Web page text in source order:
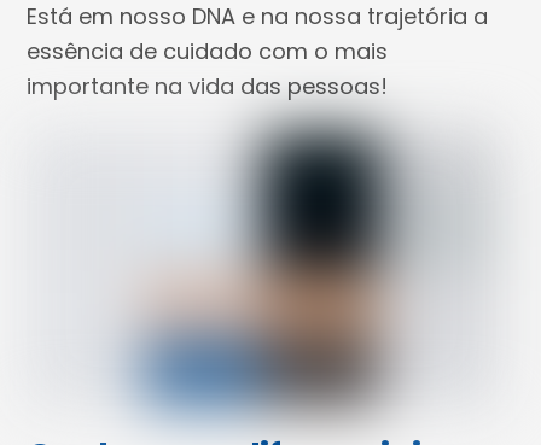
Está em nosso DNA e na nossa trajetória a
essência de cuidado com o mais
importante na vida das pessoas!